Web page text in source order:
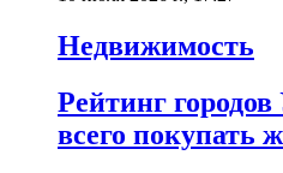
Недвижимость
Рейтинг
всего покупать